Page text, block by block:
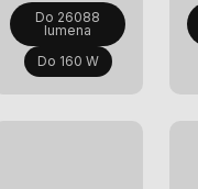
Do 26088
lumena
Do 160 W